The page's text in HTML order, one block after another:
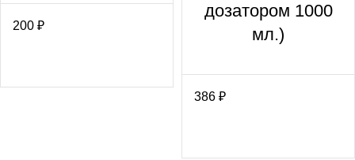
200 ₽
дозатором 1000
мл.)
386 ₽